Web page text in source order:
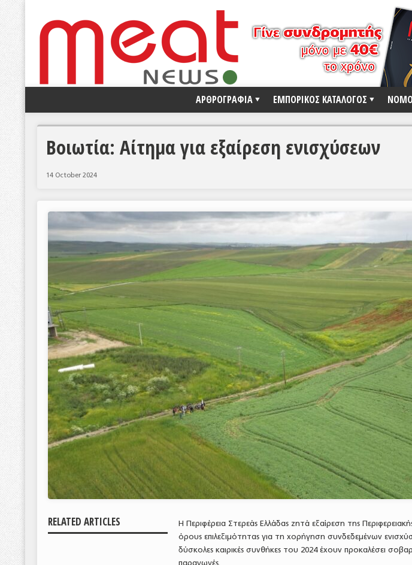
ΑΡΘΡΟΓΡΑΦΙΑ ΕΜΠΟΡΙΚΟΣ ΚΑΤΑΛΟΓΟΣ
Βοιωτία: Αίτημα για εξαίρεση ενισχύσεων
14 October 2024
RELATED ARTICLES
Η Περιφέρεια Στερεάς Ελλάδας ζητά εξαίρεση της
όρους επιλεξιμότητας για τη χορήγηση συνδεδεμένων
δύσκολες καιρικές συνθήκες του 2024 έχουν προκαλέσει
παραγωγές.